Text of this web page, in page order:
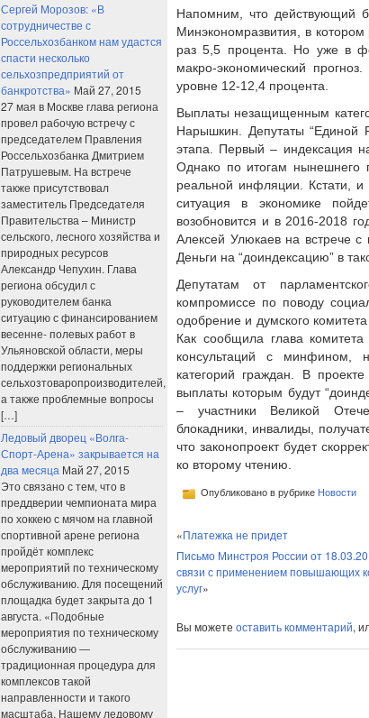
Сергей Морозов: «В
сотрудничестве с
Россельхозбанком нам удастся
спасти несколько
сельхозпредприятий от
банкротства» Май 27, 2015
27 мая в Москве глава региона
провел рабочую встречу с
председателем Правления
Россельхозбанка Дмитрием
Патрушевым. На встрече
также присутствовал
заместитель Председателя
Правительства – Министр
сельского, лесного хозяйства и
природных ресурсов
Александр Чепухин. Глава
региона обсудил с
руководителем банка
ситуацию с финансированием
весенне- полевых работ в
Ульяновской области, меры
поддержки региональных
сельхозтоваропроизводителей,
а также проблемные вопросы
[…]
Ледовый дворец «Волга-
Спорт-Арена» закрывается на
два месяца Май 27, 2015
Это связано с тем, что в
преддверии чемпионата мира
по хоккею с мячом на главной
спортивной арене региона
пройдёт комплекс
мероприятий по техническому
обслуживанию. Для посещений
площадка будет закрыта до 1
августа. «Подобные
мероприятия по техническому
обслуживанию —
традиционная процедура для
комплексов такой
направленности и такого
масштаба. Нашему ледовому
Напомним, что действующий
Минэкономразвития, в
раз 5,5 процента. Но уже в
макро-экономический
уровне 12-12,4 процента.
Выплаты незащищенным
Нарышкин. Депутаты “Единой
этапа. Первый – индексация
Однако по итогам нынешнего
реальной инфляции. Кстати,
ситуация в экономике
возобновится и в 2016-2018
Алексей Улюкаев на встрече
Деньги на “доиндексацию” в
Депутатам от
компромиссе по поводу
одобрение и думского
Как сообщила глава
консультаций с минфином,
категорий граждан. В
выплаты которым будут
– участники Великой
блокадники, инвалиды,
что законопроект будет
ко второму чтению.
Опубликовано в рубрике Новости
«Платежка не придет
Письмо Минстроя России от
связи с применением повышающих
услуг»
Вы можете оставить комментарий,